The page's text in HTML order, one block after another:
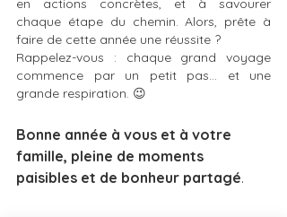
en actions concrètes, et à savourer
chaque étape du chemin. Alors, prête à
faire de cette année une réussite ?
Rappelez-vous : chaque grand voyage
commence par un petit pas… et une
grande respiration. 😉
Bonne année à vous et à votre
famille, pleine de moments
paisibles et de bonheur partagé.